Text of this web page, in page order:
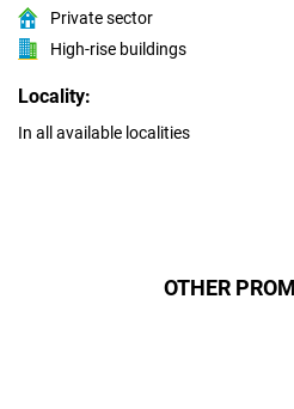
Private sector
High-rise buildings
Locality:
In all available localities
OTHER